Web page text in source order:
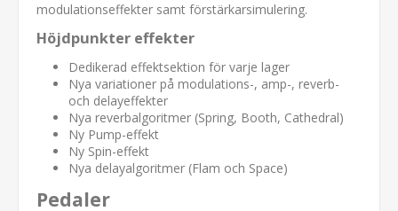
modulationseffekter samt förstärkarsimulering.
Höjdpunkter effekter
Dedikerad effektsektion för varje lager
Nya variationer på modulations-, amp-, reverb-
och delayeffekter
Nya reverbalgoritmer (Spring, Booth, Cathedral)
Ny Pump-effekt
Ny Spin-effekt
Nya delayalgoritmer (Flam och Space)
Pedaler